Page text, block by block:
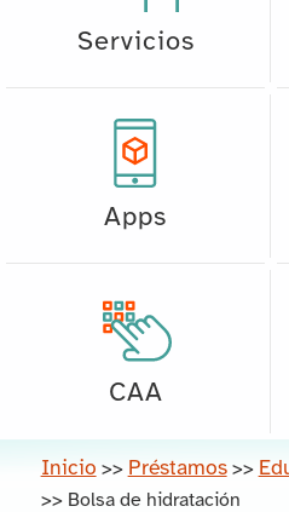
Servicios
Apps
CAA
Inicio >> Préstamos >>
>> Bolsa de hidratación